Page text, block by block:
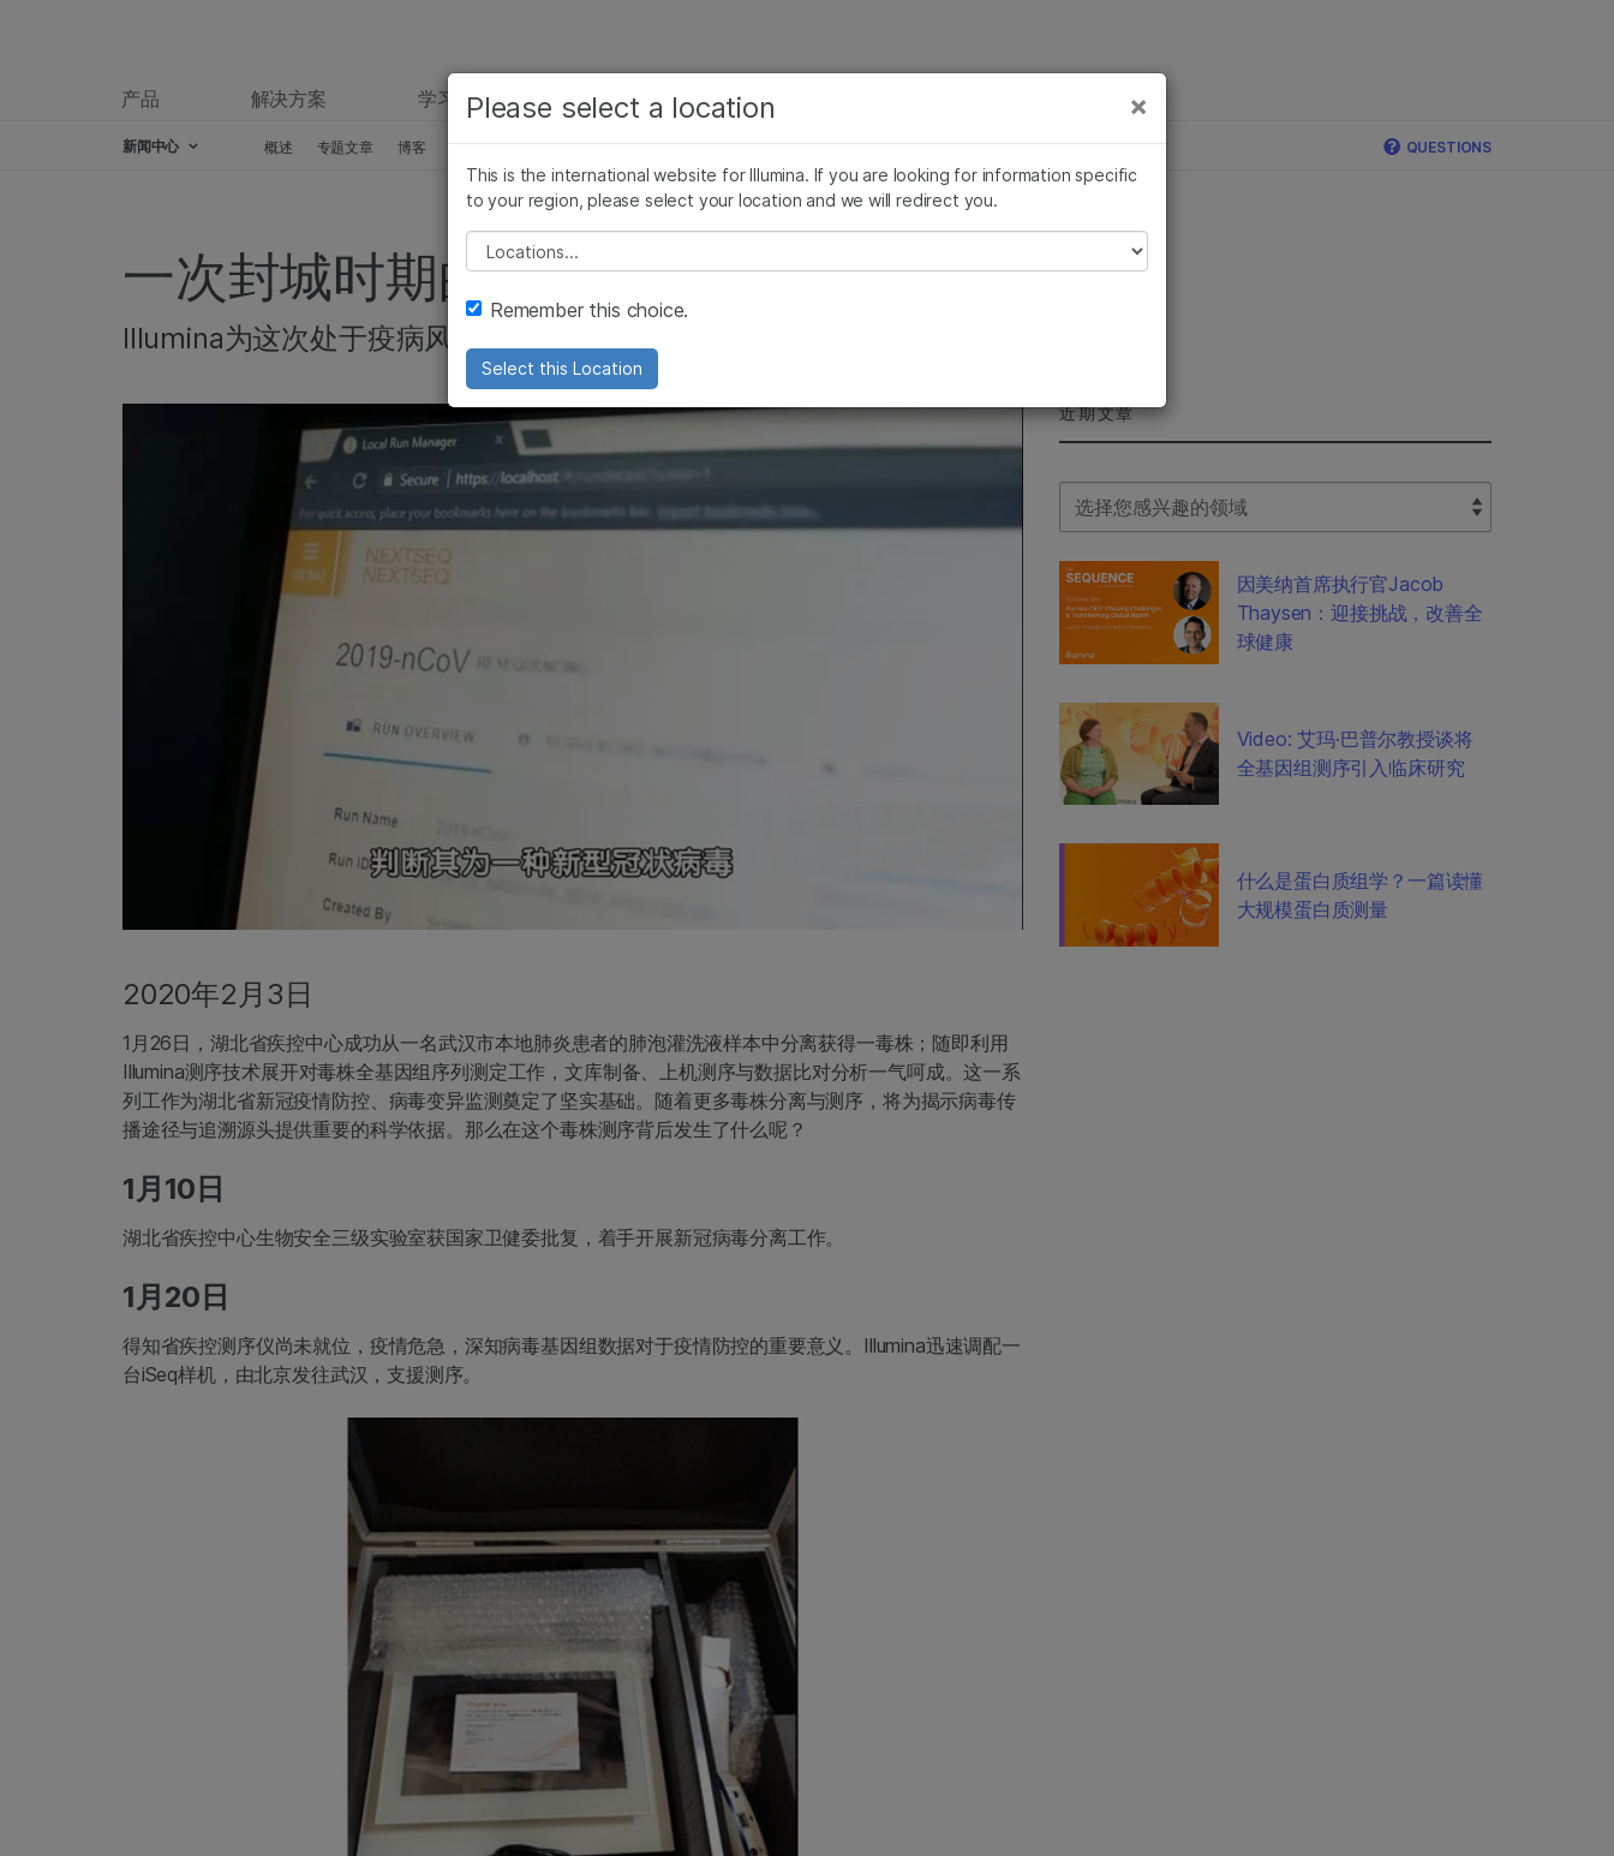
产品 解决方案 学习 公司 支持
新闻中心 概述 专题文章 博客 新闻稿 Illumina图片 SomaLogic 加入 Illumina QUESTIONS
一次封城时期的新冠毒株测序纪实
Illumina为这次处于疫病风暴中心的交锋贡献一份正能量。
2020年2月3日
1月26日，湖北省疾控中心成功从一名武汉市本地肺炎患者的肺泡灌洗液样本中分离获得一毒株；随即利用
Illumina测序技术展开对毒株全基因组序列测定工作，文库制备、上机测序与数据比对分析一气呵成。这一系
列工作为湖北省新冠疫情防控、病毒变异监测奠定了坚实基础。随着更多毒株分离与测序，将为揭示病毒传
播途径与追溯源头提供重要的科学依据。那么在这个毒株测序背后发生了什么呢？
1月10日
湖北省疾控中心生物安全三级实验室获国家卫健委批复，着手开展新冠病毒分离工作。
1月20日
得知省疾控测序仪尚未就位，疫情危急，深知病毒基因组数据对于疫情防控的重要意义。Illumina迅速调配一
台iSeq样机，由北京发往武汉，支援测序。
近期文章
Select Filter
因美纳首席执行官Jacob
Thaysen：迎接挑战，改善全
球健康
Video: 艾玛·巴普尔教授谈将
全基因组测序引入临床研究
什么是蛋白质组学？一篇读懂
大规模蛋白质测量
查看更多相关内容。选择您感兴趣的领域: ×
癌症研究
微生物学
农业基因组学
复杂疾病
临床肿瘤学
生殖健康
遗传病和罕见病
×
Please select a location
This is the international website for Illumina. If you are looking for information specific
to your region, please select your location and we will redirect you.
Please select a location
Remember this choice.
Select this Location